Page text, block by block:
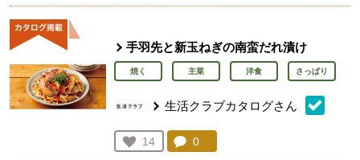
手羽先と新玉ねぎの南蛮だれ漬け
焼く 主菜 洋食 さっぱり
生活クラブカタログさん
お気に入り登録：
14
人が登録
コメント：
0